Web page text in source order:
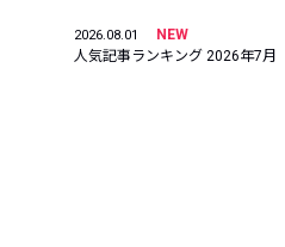
2026.08.01
NEW
人気記事ランキング 2026年7月